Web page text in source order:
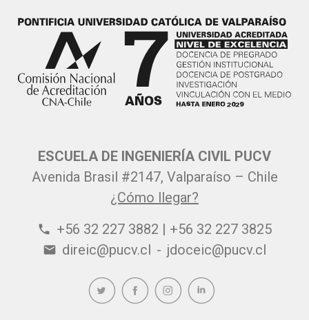
ESCUELA DE INGENIERÍA CIVIL PUCV
Avenida Brasil #2147, Valparaíso – Chile
¿Cómo llegar?
phone +56 32 227 3882 | +56 32 227 3825
email direic@pucv.cl - jdoceic@pucv.cl